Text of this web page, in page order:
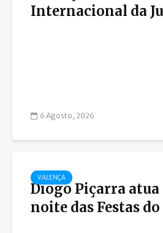
Internacional da
6 Agosto, 2026
VALENÇA
Diogo Piçarra atua
noite das Festas